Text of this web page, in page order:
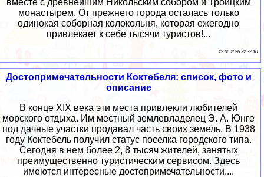
монастырем. От прежнего города осталась только
одинокая соборная колокольня, которая ежегодно
привлекает к себе тысячи туристов!...
22 06 2026 22:32:10
Достопримечательности Коктебеля: список, фото и
описание
В конце XIX века эти места привлекли любителей
морского отдыха. Им местный землевладелец Э. А. Юнге
под дачные участки продавал часть своих земель. В 1938
году Коктебель получил статус поселка городского типа.
Сегодня в нем более 2, 8 тысяч жителей, занятых
преимущественно туристическим сервисом. Здесь
имеются интересные достопримечательности....